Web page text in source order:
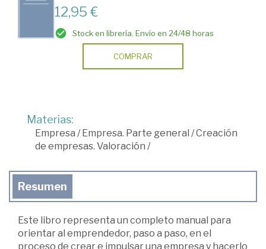
12,95 €
Stock en librería. Envío en 24/48 horas
COMPRAR
Materias:
Empresa /Empresa. Parte general /Creación
de empresas. Valoración /
Resumen
Este libro representa un completo manual para
orientar al emprendedor, paso a paso, en el
proceso de crear e impulsar una empresa y hacerlo